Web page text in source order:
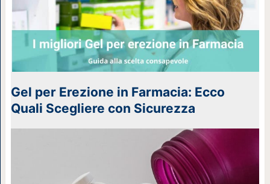
Gel per Erezione in Farmacia: Ecco
Quali Scegliere con Sicurezza